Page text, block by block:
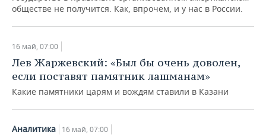
обществе не получится. Как, впрочем, и у нас в России.
16 май, 07:00
Лев Жаржевский: «Был бы очень доволен,
если поставят памятник лашманам»
Какие памятники царям и вождям ставили в Казани
Аналитика 16 май, 07:00